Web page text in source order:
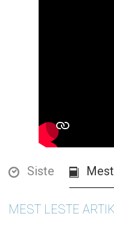
Siste
MEST LESTE